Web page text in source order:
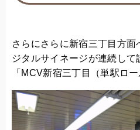
さらにさらに新宿三丁目方
ジタルサイネージが連続し
「MCV新宿三丁目（単駅ロー